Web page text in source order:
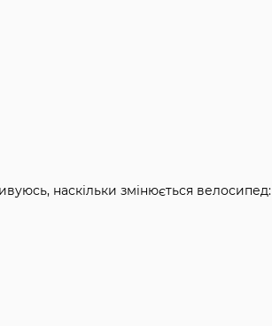
наскільки змінюється велосипед: